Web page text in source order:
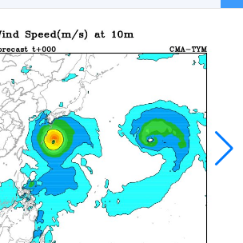
051 054 057 060 063 066 069
075 078 081
099 102 105 108 111 114 117